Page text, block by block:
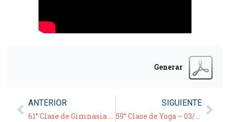
Generar
ANTERIOR
61° Clase de Gimnasia para Adultos – 02/11/20
SIGUIENTE
59° Clase de Yoga – 03/11/20